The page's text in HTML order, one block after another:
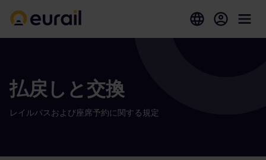
払戻しと交換
レイルパスおよび座席予約に関する規定